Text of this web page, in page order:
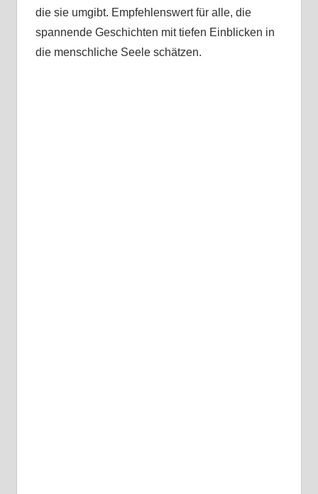
die sie umgibt. Empfehlenswert für alle, die
spannende Geschichten mit tiefen Einblicken in
die menschliche Seele schätzen.